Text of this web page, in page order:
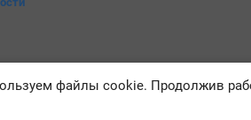
файлы cookie. Продолжив